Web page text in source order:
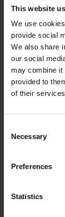
This website
We use
provide social
We also share
our social
may combine it
provided to
of their
Necessary
Preferences
Statistics
MT/MB
249